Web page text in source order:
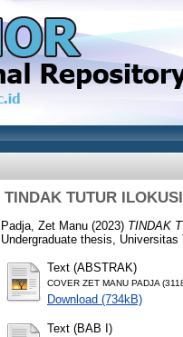
TINDAK TUTUR
Padja, Zet Manu (2023) TINDAK
Undergraduate thesis, Universitas
Text (ABSTRAK)
COVER ZET MANU PADJA
Download (734kB)
Text (BAB I)